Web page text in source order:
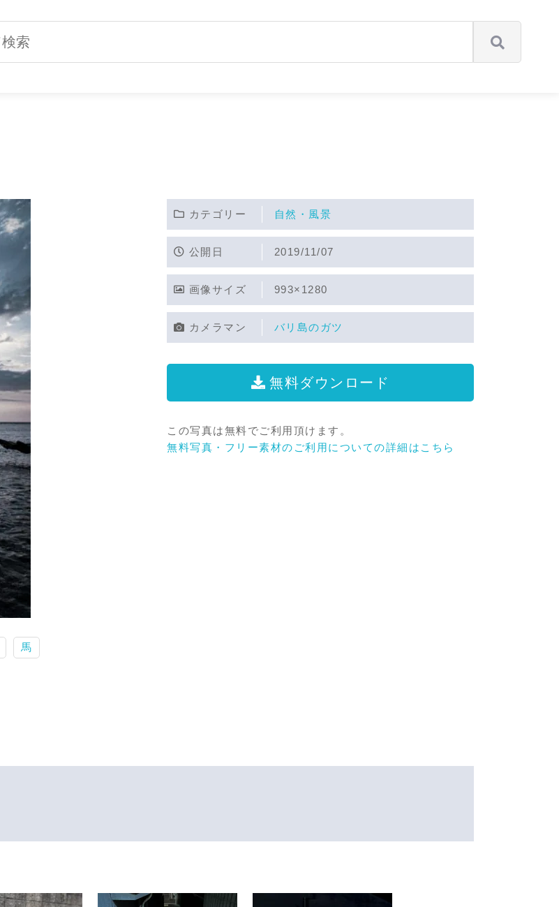
馬
カテゴリー 自然・風景
公開日 2019/11/07
画像サイズ 993×1280
カメラマン バリ島のガツ
無料ダウンロード
この写真は無料でご利用頂けます。
無料写真・フリー素材のご利用についての詳細はこちら